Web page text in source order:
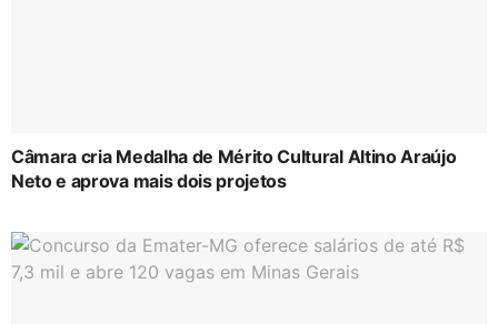
Câmara cria Medalha de Mérito Cultural Altino Araújo
Neto e aprova mais dois projetos